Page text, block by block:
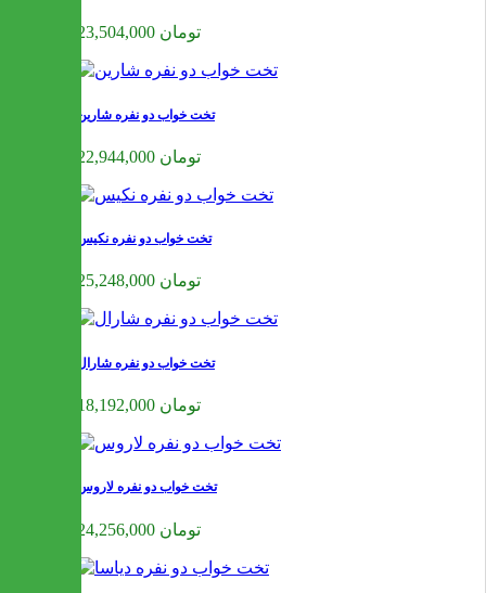
23,504,000 تومان
تخت خواب دو نفره شارین
22,944,000 تومان
تخت خواب دو نفره نکیس
25,248,000 تومان
تخت خواب دو نفره شارال
18,192,000 تومان
تخت خواب دو نفره لاروس
24,256,000 تومان